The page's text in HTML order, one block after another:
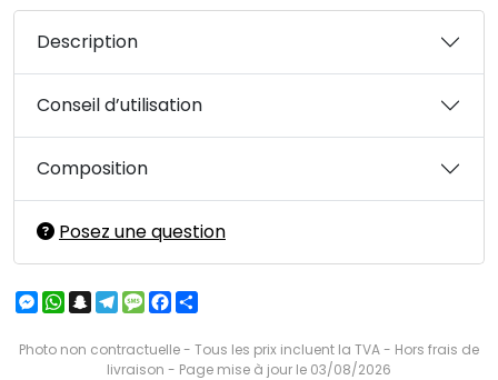
Description
Conseil d’utilisation
Composition
Posez une question
Messenger
WhatsApp
Snapchat
Telegram
MessageFacebook
Photo non contractuelle - Tous les prix incluent la TVA - Hors frais de
livraison - Page mise à jour le 03/08/2026